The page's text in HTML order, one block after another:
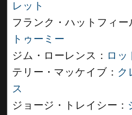
レット
フランク・ハットフィー
トゥーミー
ジム・ローレンス： ロッ
テリー・マッケイブ： ク
ス
ジョージ・トレイシー：